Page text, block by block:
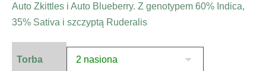
Auto Zkittles i Auto Blueberry. Z genotypem 60% Indica,
35% Sativa i szczyptą Ruderalis
Torba